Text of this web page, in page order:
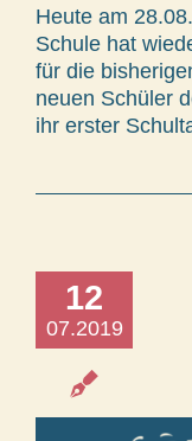
Heute am
Schule hat
für die
neuen Schüler
ihr erster
12
07.2019